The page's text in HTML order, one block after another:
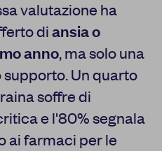
valutazione ha
diansia o
anno, ma solo una
Un quarto
soffre di
e l'80% segnala
ai farmaci per le